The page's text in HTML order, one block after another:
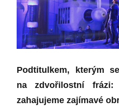
Podtitulkem, kterým
na zdvořilostní frázi:
zahajujeme zajímavé